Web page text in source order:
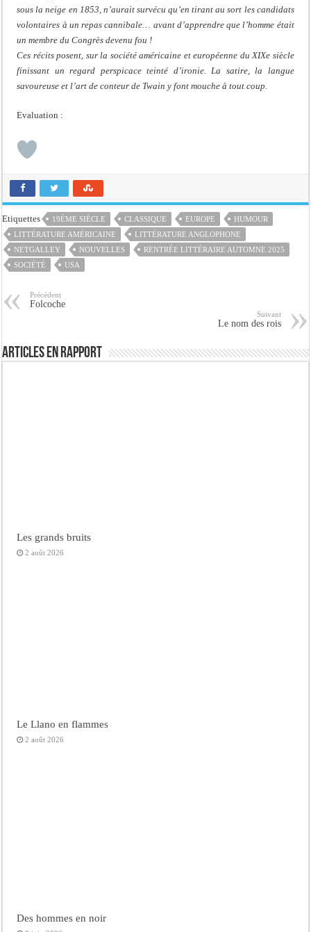
sous la neige en 1853, n’aurait survécu qu’en tirant au sort les candidats
volontaires à un repas cannibale… avant d’apprendre que l’homme était
un membre du Congrès devenu fou !
Ces récits posent, sur la société américaine et européenne du XIXe siècle
finissant un regard perspicace teinté d’ironie. La satire, la langue
savoureuse et l’art de conteur de Twain y font mouche à tout coup.
Evaluation :
Etiquettes 19ÈME SIÈCLE CLASSIQUE EUROPE
HUMOUR
LITTÉRATURE AMÉRICAINE
LITTÉRATURE ANGLOPHONE
NETGALLEY
NOUVELLES
RENTRÉE LITTÉRAIRE AUTOMNE 2025
SOCIÉTÉ
USA
Précédent
Folcoche
Suivant
Le nom des rois
Articles en rapport
Les grands bruits
2 août 2026
Le Llano en flammes
2 août 2026
Des hommes en noir